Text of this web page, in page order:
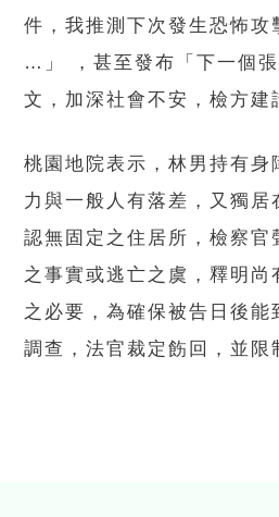
件，我推測下次發生恐怖攻
…」 ，甚至發布「下一個
文，加深社會不安，檢方建
桃園地院表示，林男持有身
力與一般人有落差，又獨居
認無固定之住居所，檢察官
之事實或逃亡之虞，釋明尚
之必要，為確保被告日後能
調查，法官裁定飭回，並限